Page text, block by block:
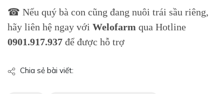
☎ Nếu quý bà con cũng đang nuôi trái sầu riêng,
hãy liên hệ ngay với Welofarm qua Hotline
0901.917.937 để được hỗ trợ
Chia sẻ bài viết: